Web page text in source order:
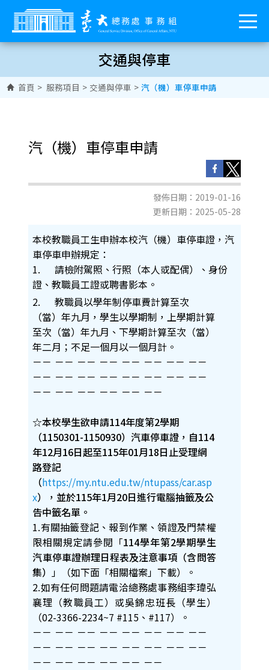
交通與停車
首頁 > 服務項目 > 交通與停車 > 汽（機）車停車申請
汽（機）車停車申請
發佈日期：2019-01-16
更新日期：2025-05-28
本校教職員工生申辦本校汽（機）車停車證，汽
車停車申辦規定：
1.
請檢附駕照、行照（本人或配偶）、身份
證、教職員工證或聘書影本。
2.
教職員以學年制停車費計算至次
（當）年九月，學生以學期制，上學期計算
至次（當）年九月、下學期計算至次（當）
年二月；不足一個月以一個月計。
－－ －－ －－ －－ －－ －－ －－ －－
－－ －－ －－ －－ －－ －－ －－ －－
－－ －－ －－ －－ －－ －－
☆本校學生欲申請114年度第2學期
（1150301-1150930）汽車停車證，自114
年12月16日起至115年01月18日止受理網
路登記
（https://my.ntu.edu.tw/ntupass/car.asp
x），並於115年1月20日進行電腦抽籤及公
告中籤名單。
1.有關抽籤登記、報到作業、領證及門禁權
限相關規定請參閱「114學年第2學期學生
汽車停車證辦理日程表及注意事項（含問答
集）」（如下面「相關檔案」下載）。
2.如有任何問題請電洽總務處事務組李瑋弘
襄理（教職員工）或吳錦忠班長（學生）
（02-3366-2234~7 #115、#117）。
－－ －－ －－ －－ －－ －－ －－ －－
－－ －－ －－ －－ －－ －－ －－ －－
－－ －－ －－ －－ －－ －－